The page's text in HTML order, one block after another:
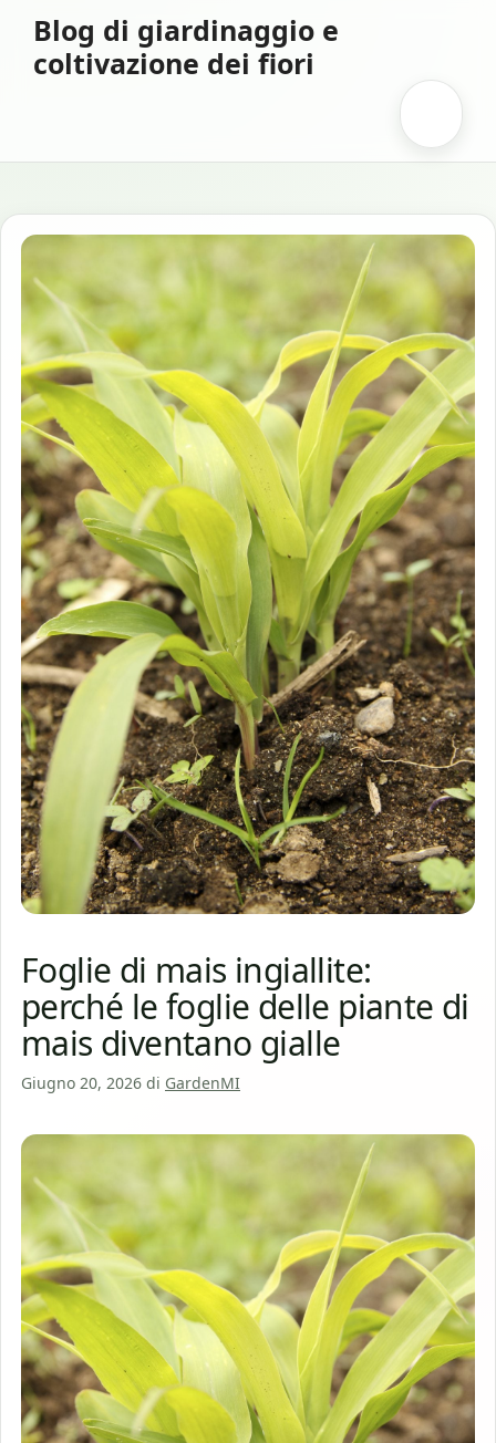
contenuto
Blog di giardinaggio e
coltivazione dei fiori
Foglie di mais ingiallite:
perché le foglie delle piante di
mais diventano gialle
Giugno 20, 2026 di GardenMI